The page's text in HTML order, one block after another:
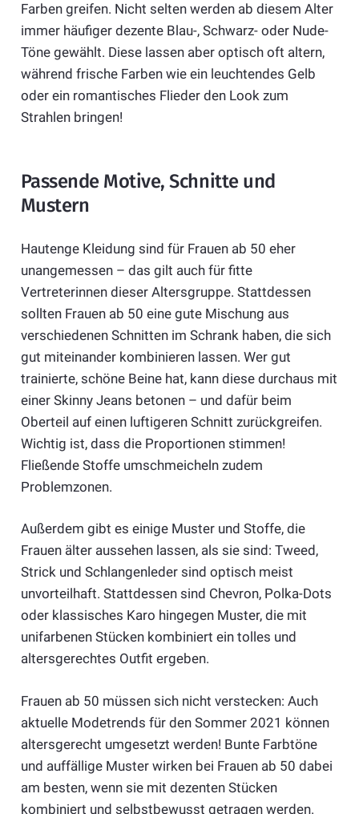
Farben greifen. Nicht selten werden ab diesem Alter
immer häufiger dezente Blau-, Schwarz- oder Nude-
Töne gewählt. Diese lassen aber optisch oft altern,
während frische Farben wie ein leuchtendes Gelb
oder ein romantisches Flieder den Look zum
Strahlen bringen!
Passende Motive, Schnitte und
Mustern
Hautenge Kleidung sind für Frauen ab 50 eher
unangemessen – das gilt auch für fitte
Vertreterinnen dieser Altersgruppe. Stattdessen
sollten Frauen ab 50 eine gute Mischung aus
verschiedenen Schnitten im Schrank haben, die sich
gut miteinander kombinieren lassen. Wer gut
trainierte, schöne Beine hat, kann diese durchaus mit
einer Skinny Jeans betonen – und dafür beim
Oberteil auf einen luftigeren Schnitt zurückgreifen.
Wichtig ist, dass die Proportionen stimmen!
Fließende Stoffe umschmeicheln zudem
Problemzonen.
Außerdem gibt es einige Muster und Stoffe, die
Frauen älter aussehen lassen, als sie sind: Tweed,
Strick und Schlangenleder sind optisch meist
unvorteilhaft. Stattdessen sind Chevron, Polka-Dots
oder klassisches Karo hingegen Muster, die mit
unifarbenen Stücken kombiniert ein tolles und
altersgerechtes Outfit ergeben.
Frauen ab 50 müssen sich nicht verstecken: Auch
aktuelle Modetrends für den Sommer 2021 können
altersgerecht umgesetzt werden! Bunte Farbtöne
und auffällige Muster wirken bei Frauen ab 50 dabei
am besten, wenn sie mit dezenten Stücken
kombiniert und selbstbewusst getragen werden.